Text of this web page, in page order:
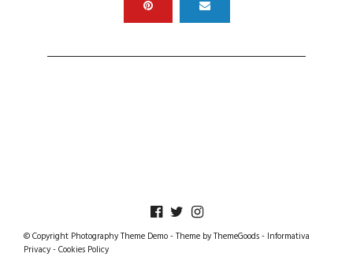
© Copyright Photography Theme Demo - Theme by ThemeGoods - Informativa
Privacy-Cookies Policy